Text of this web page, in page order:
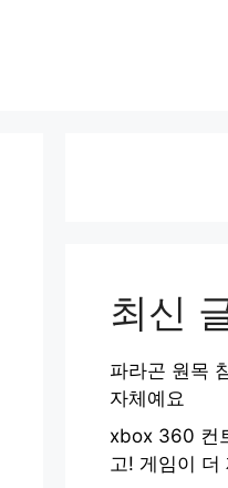
최신
파라곤 원목
자체예요
xbox 360 컨
고! 게임이 더